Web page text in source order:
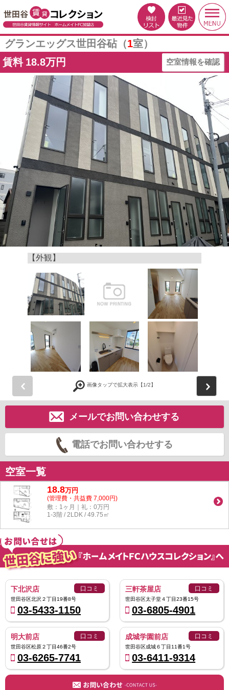
グランエッグス世田谷砧（1室）
賃料 18.8万円 空室情報を確認
【外観】
画像タップで拡大表示【1/2】
メールでお問い合わせする
電話でお問い合わせする
空室一覧
18.8万円
(管理費・共益費 7,000円)
敷：1ヶ月｜礼：0万円
1-3階 / 2LDK / 49.75㎡
下北沢店
世田谷区北沢２丁目19番8号
口コミ
03-5433-1150
三軒茶屋店
世田谷区太子堂４丁目23番15号
口コミ
03-6805-4901
明大前店
世田谷区松原２丁目46番2号
口コミ
03-6265-7741
成城学園前店
世田谷区成城６丁目11番1号
口コミ
03-6411-9314